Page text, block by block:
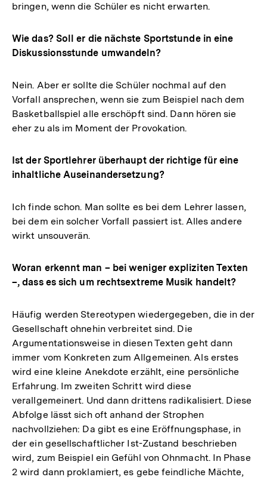
bringen, wenn die Schüler es nicht erwarten.
Wie das? Soll er die nächste Sportstunde in eine
Diskussionsstunde umwandeln?
Nein. Aber er sollte die Schüler nochmal auf den
Vorfall ansprechen, wenn sie zum Beispiel nach dem
Basketballspiel alle erschöpft sind. Dann hören sie
eher zu als im Moment der Provokation.
Ist der Sportlehrer überhaupt der richtige für eine
inhaltliche Auseinandersetzung?
Ich finde schon. Man sollte es bei dem Lehrer lassen,
bei dem ein solcher Vorfall passiert ist. Alles andere
wirkt unsouverän.
Woran erkennt man – bei weniger expliziten Texten
–, dass es sich um rechtsextreme Musik handelt?
Häufig werden Stereotypen wiedergegeben, die in der
Gesellschaft ohnehin verbreitet sind. Die
Argumentationsweise in diesen Texten geht dann
immer vom Konkreten zum Allgemeinen. Als erstes
wird eine kleine Anekdote erzählt, eine persönliche
Erfahrung. Im zweiten Schritt wird diese
verallgemeinert. Und dann drittens radikalisiert. Diese
Abfolge lässt sich oft anhand der Strophen
nachvollziehen: Da gibt es eine Eröffnungsphase, in
der ein gesellschaftlicher Ist-Zustand beschrieben
wird, zum Beispiel ein Gefühl von Ohnmacht. In Phase
2 wird dann proklamiert, es gebe feindliche Mächte,